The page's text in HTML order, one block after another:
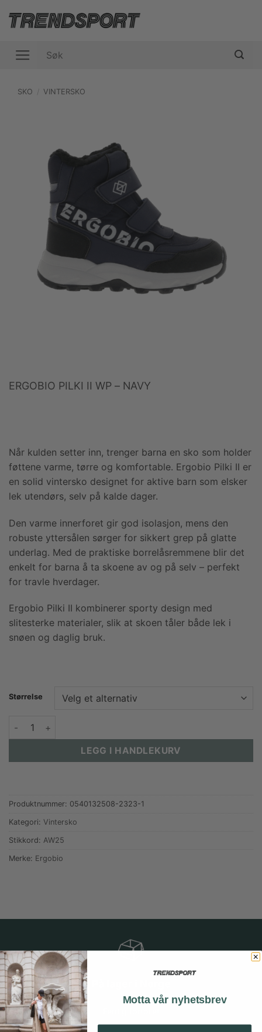
etter:
SKO / VINTERSKO
ERGOBIO PILKI II WP – NAVY
Når kulden setter inn, trenger barna en sko som holder
føttene varme, tørre og komfortable. Ergobio Pilki II er
en solid vintersko designet for aktive barn som elsker
lek utendørs, selv på kalde dager.
Den varme innerforet gir god isolasjon, mens den
robuste yttersålen sørger for sikkert grep på glatte
underlag. Med de praktiske borrelåsremmene blir det
enkelt for barna å ta skoene av og på selv – perfekt
for travle hverdager.
Ergobio Pilki II kombinerer sporty design med
slitesterke materialer, slik at skoen tåler både lek i
snøen og daglig bruk.
Størrelse
Ergobio Pilki II WP - navy antall
LEGG I HANDLEKURV
Produktnummer: 0540132508-2323-1
Kategori: Vintersko
Stikkord: AW25
Merke: Ergobio
Motta vår nyhetsbrev